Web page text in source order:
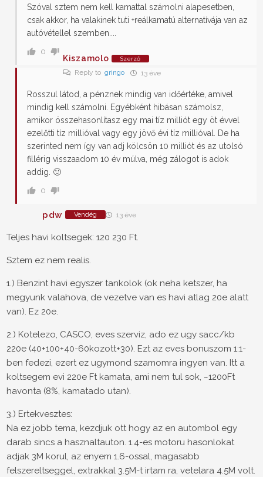
Szóval sztem nem kell kamattal számolni alapesetben,
csak akkor, ha valakinek tuti +reálkamatú alternatívája van az
autóvétellel szemben....
0
Kiszamolo Szerző
Reply to gringo 13 éve
Rosszul látod, a pénznek mindig van időértéke, amivel
mindig kell számolni. Egyébként hibásan számolsz,
amikor összehasonlítasz egy mai tíz milliót egy öt évvel
ezelőtti tíz millióval vagy egy jövő évi tíz millióval. De ha
szerinted nem így van adj kölcsön 10 milliót és az utolsó
fillérig visszaadom 10 év múlva, még zálogot is adok
addig. 🙂
0
pdw Vendég 13 éve
Teljes havi koltsegek: 120 230 Ft.
Sztem ez nem realis.
1.) Benzint havi egyszer tankolok (ok neha ketszer, ha
megyunk valahova, de vezetve van es havi atlag 20e alatt
van). Ez 20e.
2.) Kotelezo, CASCO, eves szerviz, ado ez ugy sacc/kb
220e (40+100+40-60kozott+30). Ezt az eves bonuszom 1:1-
ben fedezi, ezert ez ugymond szamomra ingyen van. Itt a
koltsegem evi 220e Ft kamata, ami nem tul sok, ~1200Ft
havonta (8%, kamatado utan).
3.) Ertekvesztes:
Na ez jobb tema, kezdjuk ott hogy az en autombol egy
darab sincs a hasznaltauton. 1.4-es motoru hasonlokat
adjak 3M korul, az enyem 1.6-ossal, magasabb
felszereltseggel, extrakkal 3.5M-t irtam ra, vetelara 4.5M volt.